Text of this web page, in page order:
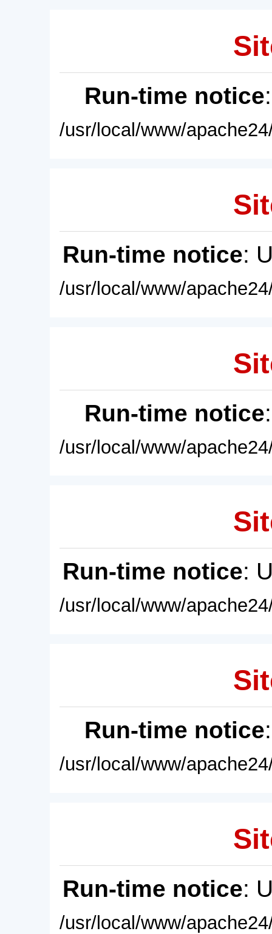
Run-time notice
/usr/local/www/
Run-time notice:
/usr/local/www/
Run-time notice
/usr/local/www/
Run-time notice:
/usr/local/www/
Run-time notice
/usr/local/www/
Run-time notice:
/usr/local/www/